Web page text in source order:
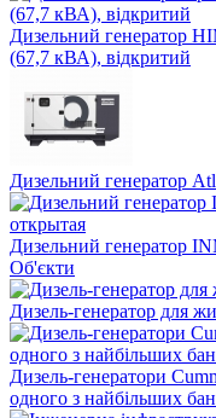
Дизельний генератор
(67,7 кВА), відкритий
Дизельний генератор
Дизельний генератор
Об'єкти
Дизель-генератор для
Дизель-генератори
одного з найбільших